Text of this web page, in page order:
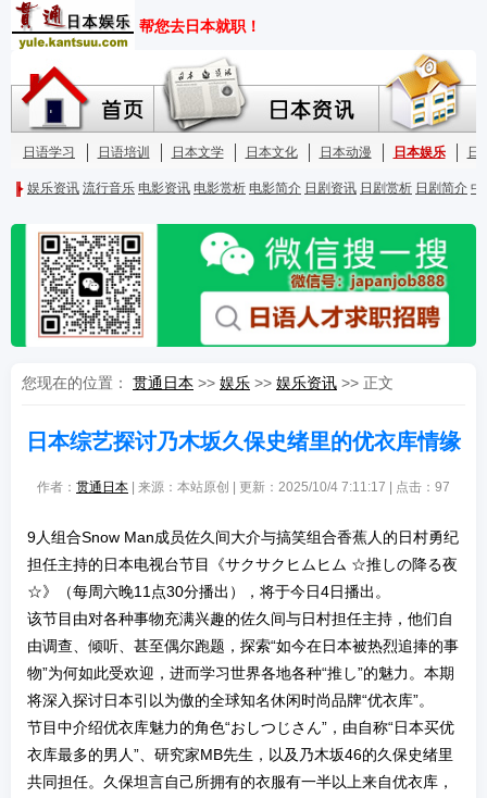
您现在的位置： 贯通日本 >> 娱乐 >> 娱乐资讯 >> 正文
日本综艺探讨乃木坂久保史绪里的优衣库情缘
作者： 贯通日本 | 来源：本站原创 | 更新：2025/10/4 7:11:17 | 点击： 97
9人组合Snow Man成员佐久间大介与搞笑组合香蕉人的日村勇纪
担任主持的日本电视台节目《サクサクヒムヒム ☆推しの降る夜
☆》（每周六晚11点30分播出），将于今日4日播出。
该节目由对各种事物充满兴趣的佐久间与日村担任主持，他们自
由调查、倾听、甚至偶尔跑题，探索“如今在日本被热烈追捧的事
物”为何如此受欢迎，进而学习世界各地各种“推し”的魅力。本期
将深入探讨日本引以为傲的全球知名休闲时尚品牌“优衣库”。
节目中介绍优衣库魅力的角色“おしつじさん”，由自称“日本买优
衣库最多的男人”、研究家MB先生，以及乃木坂46的久保史绪里
共同担任。久保坦言自己所拥有的衣服有一半以上来自优衣库，